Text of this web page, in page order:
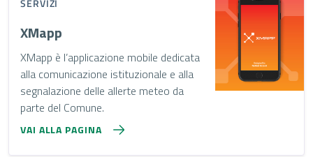
SERVIZI
XMapp
XMapp è l’applicazione mobile dedicata
alla comunicazione istituzionale e alla
segnalazione delle allerte meteo da
parte del Comune.
VAI ALLA PAGINA